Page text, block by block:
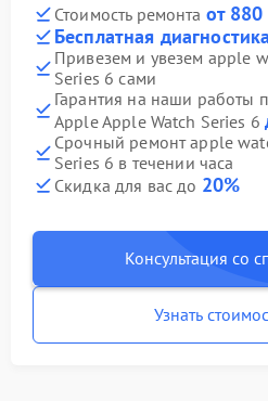
Стоимость ремонта от
Бесплатная диагностика
Привезем и увезем apple
Series 6 сами
Гарантия на наши работы
Apple Apple Watch Series 6
Срочный ремонт apple
Series 6 в течении часа
Скидка для вас до 20%
Консультация со
Узнать